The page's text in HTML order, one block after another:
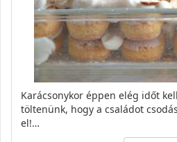
Karácsonykor éppen elég időt
töltenünk, hogy a családot
el!…